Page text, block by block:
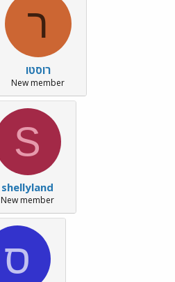
ר
רוסטו
New member
S
shellyland
New member
ס